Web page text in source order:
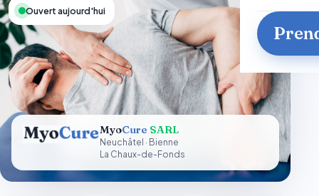
Ouvert aujourd'hui
MyoCure SARL
Neuchâtel · Bienne
La Chaux-de-Fonds